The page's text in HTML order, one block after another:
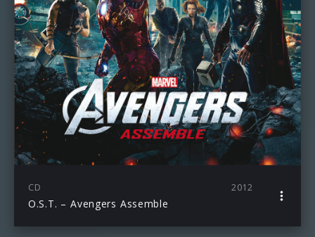
CD 2012
O.S.T. – Avengers Assemble